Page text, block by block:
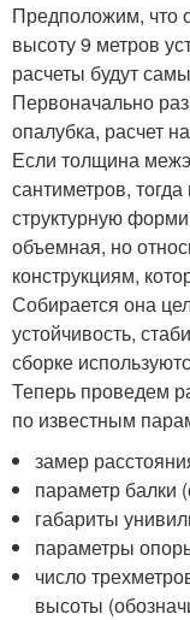
Предположим, что
высоту 9 метров
расчеты будут
Первоначально
опалубка, расчет
Если толщина
сантиметров,
структурную
объемная, но
конструкциям,
Собирается она
устойчивость,
сборке
Теперь проведем
по известным
замер
параметр балки
габариты
параметры
число
высоты